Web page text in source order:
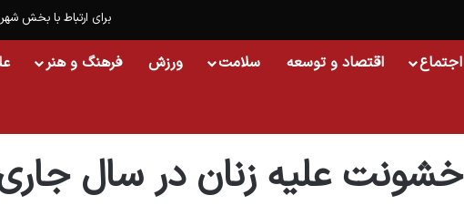
برای ارتباط با بخش شهروند
اجتماع اقتصاد و توسعه سلامت ورزش فرهنگ و هنر
خشونت علیه زنان در سال